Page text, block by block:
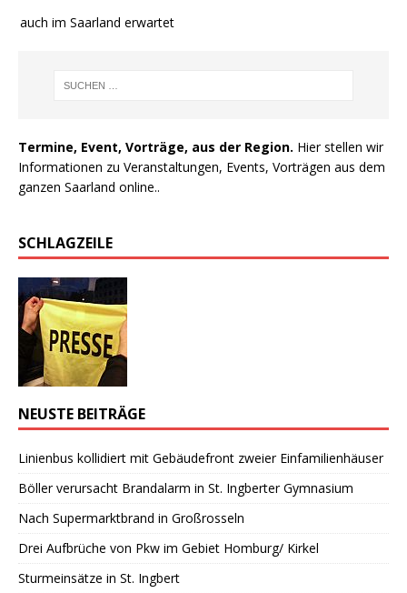
auch im Saarland erwartet
Termine, Event, Vorträge, aus der Region. Hier stellen wir
Informationen zu Veranstaltungen, Events, Vorträgen aus dem
ganzen Saarland online..
SCHLAGZEILE
NEUSTE BEITRÄGE
Linienbus kollidiert mit Gebäudefront zweier Einfamilienhäuser
Böller verursacht Brandalarm in St. Ingberter Gymnasium
Nach Supermarktbrand in Großrosseln
Drei Aufbrüche von Pkw im Gebiet Homburg/ Kirkel
Sturmeinsätze in St. Ingbert